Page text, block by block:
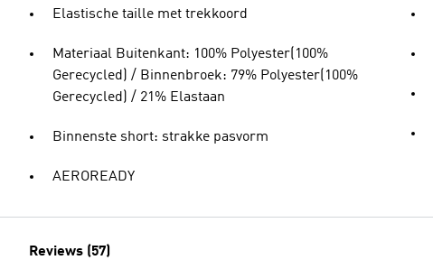
Elastische taille met trekkoord
Materiaal Buitenkant: 100% Polyester(100%
Gerecycled) / Binnenbroek: 79% Polyester(100%
Gerecycled) / 21% Elastaan
Binnenste short: strakke pasvorm
AEROREADY
Reviews (57)